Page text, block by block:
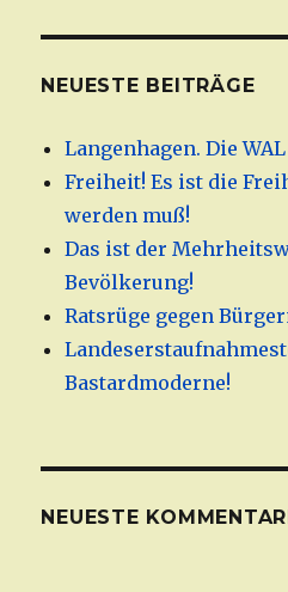
NEUESTE BEITRÄGE
Langenhagen. Die
Freiheit! Es ist die
werden muß!
Das ist der
Bevölkerung!
Ratsrüge gegen
Bastardmoderne!
NEUESTE